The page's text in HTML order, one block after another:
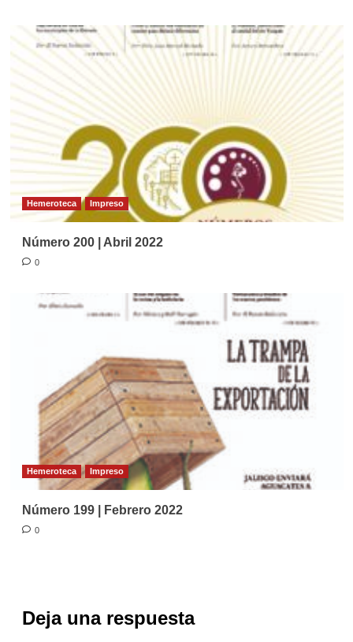
Hemeroteca Impreso
Número 200 | Abril 2022
0
Hemeroteca Impreso
Número 199 | Febrero 2022
0
Deja una respuesta